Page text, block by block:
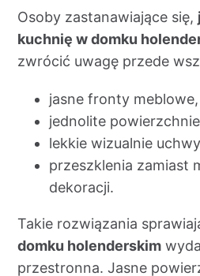
Osoby zastanawiające się,
kuchnię w domku
zwrócić uwagę przede
jasne fronty meblowe,
jednolite
lekkie wizualnie
przeszklenia zamiast
dekoracji.
Takie rozwiązania
domku holenderskim
przestronna. Jasne